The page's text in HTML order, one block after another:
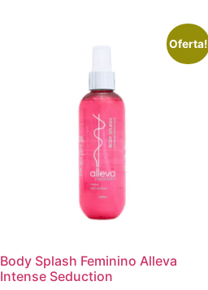
Oferta!
Body Splash Feminino Alleva
Intense Seduction